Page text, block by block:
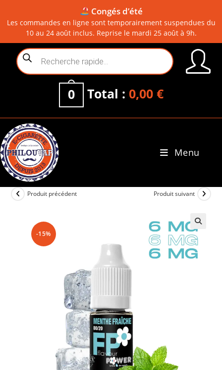
Congés d’été
Les commandes en ligne sont temporairement suspendues du
10 au 24 août inclus. Reprise le mardi 25 août à 9h.
content
Recherche
de
0 Total : 0,00 €
Menu
-15%
Produit précédent Produit suivant